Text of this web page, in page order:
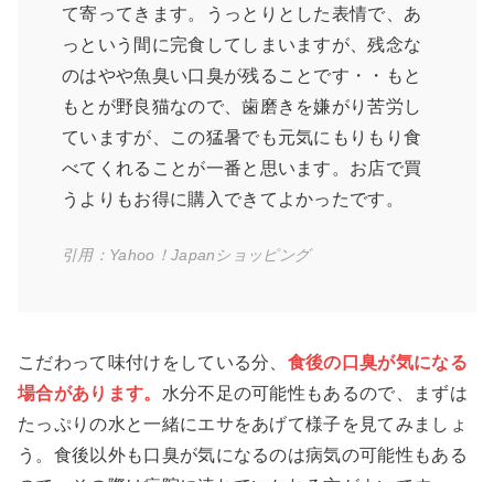
て寄ってきます。うっとりとした表情で、あ
っという間に完食してしまいますが、残念な
のはやや魚臭い口臭が残ることです・・もと
もとが野良猫なので、歯磨きを嫌がり苦労し
ていますが、この猛暑でも元気にもりもり食
べてくれることが一番と思います。お店で買
うよりもお得に購入できてよかったです。
引用：Yahoo！Japanショッピング
こだわって味付けをしている分、 食後の口臭が気になる
場合があります。 水分不足の可能性もあるので、まずは
たっぷりの水と一緒にエサをあげて様子を見てみましょ
う。食後以外も口臭が気になるのは病気の可能性もある